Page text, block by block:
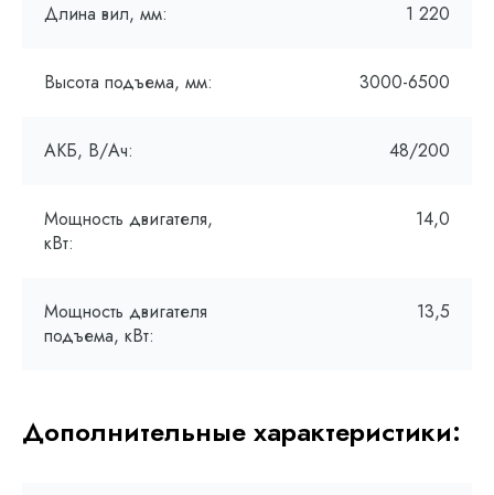
Длина вил, мм: 1 220
Высота подъема, мм: 3000-6500
АКБ, В/Ач: 48/200
Мощность двигателя,
кВт:
14,0
Мощность двигателя
подъема, кВт:
13,5
Дополнительные характеристики: